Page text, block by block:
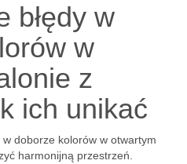
błędy w
w
z
ich unikać
w doborze kolorów w otwartym
harmonijną przestrzeń.